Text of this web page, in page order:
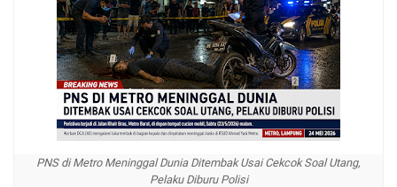
PNS di Metro Meninggal Dunia Ditembak Usai Cekcok Soal Utang,
Pelaku Diburu Polisi